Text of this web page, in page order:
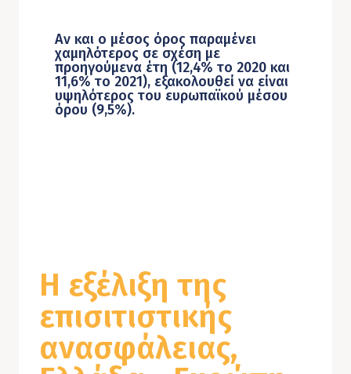
Αν και ο μέσος όρος παραμένει
χαμηλότερος σε σχέση με
προηγούμενα έτη (12,4% το 2020 και
11,6% το 2021), εξακολουθεί να είναι
υψηλότερος του ευρωπαϊκού μέσου
όρου (9,5%).
Η εξέλιξη της
επισιτιστικής
ανασφάλειας,